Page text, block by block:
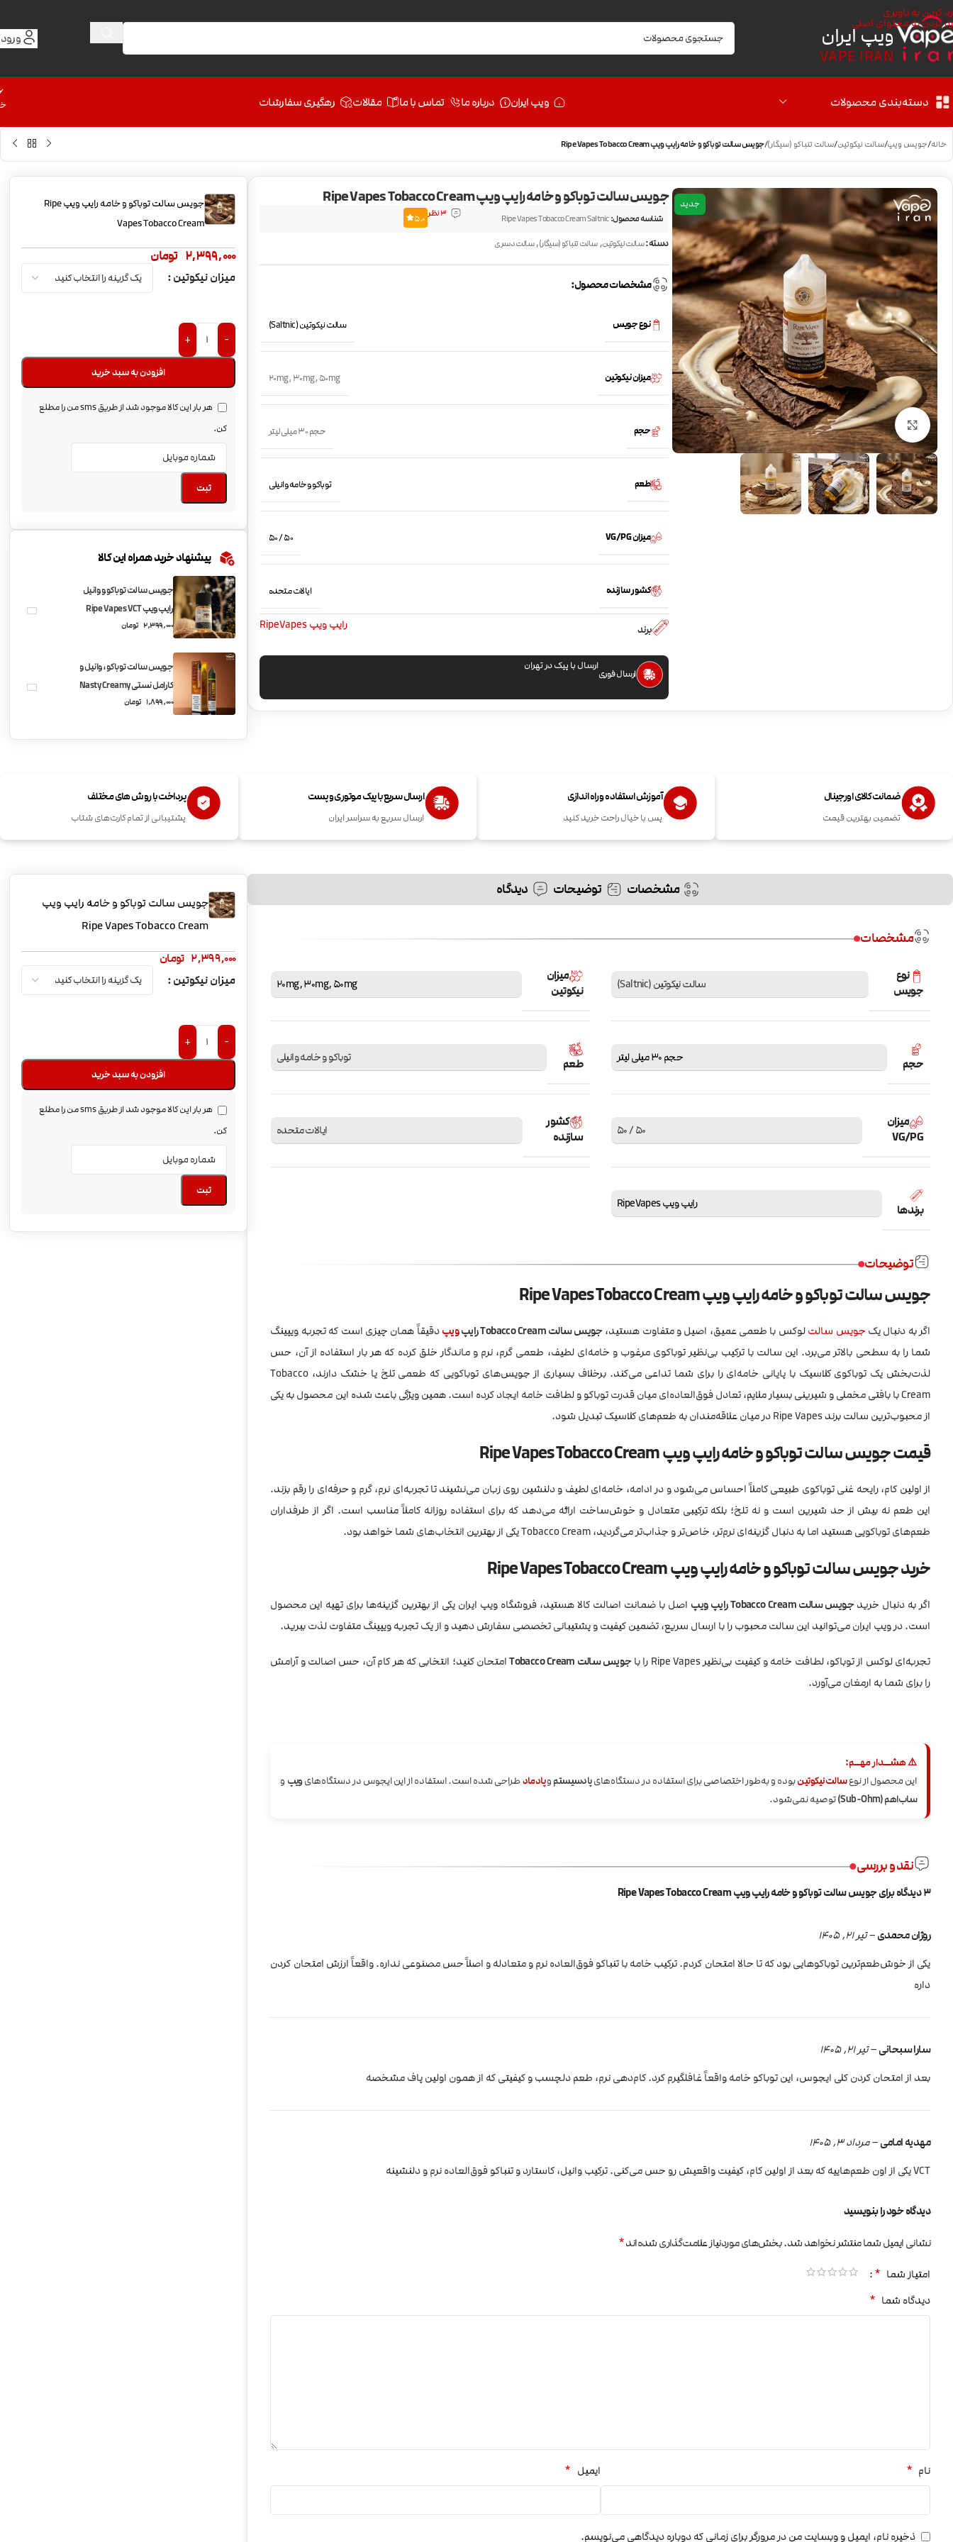
رد کردن به ناوبری
رد کردن به محتوای اصلی
ویپ ایران
VAPE IRAN
دسته‌بندی محصولات ویپ ایران درباره ما تماس با ما مقالات رهگیری سفارشات
خانه/جویس ویپ/سالت نیکوتین/سالت تنباکو (سیگار)/جویس سالت توباکو و خامه رایپ ویپ Ripe Vapes Tobacco Cream
بزرگنمایی تصویر
جدید جویس سالت توباکو و خامه رایپ ویپ Ripe Vapes Tobacco Cream
شناسه محصول:Ripe Vapes Tobacco Cream Saltnic 3 نظر 5.0
دسته:سالت نیکوتین, سالت تنباکو (سیگار),سالت دسری
مشخصات محصول:
نوع جویس سالت نیکوتین (Saltnic)
میزان نیکوتین 20mg, 30mg, 50mg
حجم حجم 30 میلی لیتر
طعم توباکو و خامه وانیلی
میزان VG/PG 50 / 50
کشور سازنده ایالات متحده
برند رایپ ویپ RipeVapes
ارسال فوری
ارسال با پیک در تهران
جویس سالت توباکو و خامه رایپ ویپ Ripe
Vapes Tobacco Cream
2,399,000 تومان
میزان نیکوتین
-
+
افزودن به سبد خرید
هر بار این کالا موجود شد از طریق sms من را مطلع
کن.
ثبت
پیشنهاد خرید همراه این کالا
جویس سالت توباکو و وانیل
رایپ ویپ Ripe Vapes VCT
2,399,000 تومان
جویس سالت توباکو، وانیل و
کارامل نستی Nasty Creamy
Tobacco
1,899,000 تومان
ضمانت کالای اورجینال
تضمین بهترین قیمت
آموزش استفاده و راه اندازی
پس با خیال راحت خرید کنید
ارسال سریع با پیک موتوری و پست
ارسال سریع به سراسر ایران
پرداخت با روش های مختلف
پشتیبانی از تمام کارت‌های شتاب
مشخصات توضیحات دیدگاه
مشخصات
نوع
جویس
سالت نیکوتین (Saltnic)
میزان
نیکوتین
20mg,30mg,50mg
حجم حجم 30 میلی لیتر طعم توباکو و خامه وانیلی
میزان
VG/PG
50 / 50
کشور
سازنده
ایالات متحده
برندها رایپ ویپ RipeVapes
توضیحات
جویس سالت توباکو و خامه رایپ ویپ Ripe Vapes Tobacco Cream
اگر به دنبال یک جویس سالتلوکس با طعمی عمیق، اصیل و متفاوت هستید،جویس سالت Tobacco Cream رایپ ویپدقیقاً همان چیزی است که تجربه ویپینگ
شما را به سطحی بالاتر می‌برد. این سالت با ترکیب بی‌نظیر توباکوی مرغوب و خامه‌ای لطیف، طعمی گرم، نرم و ماندگار خلق کرده که هر بار استفاده از آن، حس
لذت‌بخش یک توباکوی کلاسیک با پایانی خامه‌ای را برای شما تداعی می‌کند. برخلاف بسیاری از جویس‌های توباکویی که طعمی تلخ یا خشک دارند، Tobacco
Cream با بافتی مخملی و شیرینی بسیار ملایم، تعادل فوق‌العاده‌ای میان قدرت توباکو و لطافت خامه ایجاد کرده است. همین ویژگی باعث شده این محصول به یکی
از محبوب‌ترین سالت برند Ripe Vapes در میان علاقه‌مندان به طعم‌های کلاسیک تبدیل شود.
قیمت جویس سالت توباکو و خامه رایپ ویپ Ripe Vapes Tobacco Cream
از اولین کام، رایحه غنی توباکوی طبیعی کاملاً احساس می‌شود و در ادامه، خامه‌ای لطیف و دلنشین روی زبان می‌نشیند تا تجربه‌ای نرم، گرم و حرفه‌ای را رقم بزند.
این طعم نه بیش از حد شیرین است و نه تلخ؛ بلکه ترکیبی متعادل و خوش‌ساخت ارائه می‌دهد که برای استفاده روزانه کاملاً مناسب است. اگر از طرفداران
طعم‌های توباکویی هستید اما به دنبال گزینه‌ای نرم‌تر، خاص‌تر و جذاب‌تر می‌گردید، Tobacco Cream یکی از بهترین انتخاب‌های شما خواهد بود.
خرید جویس سالت توباکو و خامه رایپ ویپ Ripe Vapes Tobacco Cream
اگر به دنبال خریدجویس سالت Tobacco Cream رایپ ویپ
اصل با ضمانت اصالت کالا هستید، فروشگاه ویپ ایران یکی از بهترین گزینه‌ها برای تهیه این محصول
است. در ویپ ایران می‌توانید این سالت محبوب را با ارسال سریع، تضمین کیفیت و پشتیبانی تخصصی سفارش دهید و از یک تجربه ویپینگ متفاوت لذت ببرید.
تجربه‌ای لوکس از توباکو، لطافت خامه و کیفیت بی‌نظیر Ripe Vapes را با جویس سالت Tobacco Cream
امتحان کنید؛ انتخابی که هر کام آن، حس اصالت و آرامش
را برای شما به ارمغان می‌آورد.
⚠️ هشــدار مهــم:
این محصول از نوعسالت نیکوتینبوده و به‌طور اختصاصی برای استفاده در دستگاه‌هایپادسیستم وپادمادطراحی شده است. استفاده از این ایجوس در دستگاه‌هایویپ و
ساب‌اهم (Sub-Ohm)
توصیه نمی‌شود.
نقد و بررسی
3 دیدگاه برای جویس سالت توباکو و خامه رایپ ویپ Ripe Vapes Tobacco Cream
روژان محمدی– تیر 21, 1405
یکی از خوش‌طعم‌ترین توباکوهایی بود که تا حالا امتحان کردم. ترکیب خامه با تنباکو فوق‌العاده نرم و متعادله و اصلاً حس مصنوعی نداره. واقعاً ارزش امتحان کردن
داره
سارا سبحانی– تیر 21, 1405
بعد از امتحان کردن کلی ایجوس، این توباکو خامه واقعاً غافلگیرم کرد. کام‌دهی نرم، طعم دلچسب و کیفیتی که از همون اولین پاف مشخصه
مهدیه امامی– مرداد 3, 1405
VCT یکی از اون طعم‌هاییه که بعد از اولین کام، کیفیت واقعیش رو حس می‌کنی. ترکیب وانیل، کاستارد و تنباکو فوق‌العاده نرم و دلنشینه
دیدگاه خود را بنویسید
نشانی ایمیل شما منتشر نخواهد شد.بخش‌های موردنیاز علامت‌گذاری شده‌اند*
امتیاز شما *
دیدگاه شما *
نام * ایمیل *
ذخیره نام، ایمیل و وبسایت من در مرورگر برای زمانی که دوباره دیدگاهی می‌نویسم.
جویس سالت توباکو و خامه رایپ ویپ
Ripe Vapes Tobacco Cream
2,399,000 تومان
میزان نیکوتین
-
+
افزودن به سبد خرید
هر بار این کالا موجود شد از طریق sms من را مطلع
کن.
ثبت